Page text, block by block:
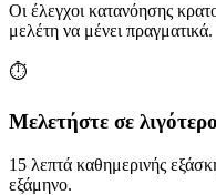
Οι έλεγχοι κατανόησης
μελέτη να μένει πραγματικά.
⏱️
Μελετήστε σε
15 λεπτά καθημερινής
εξάμηνο.